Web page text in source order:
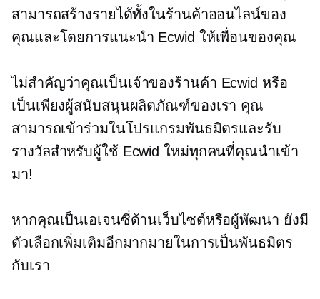
สามารถสร้างรายได้ทั้งในร้านค้าออนไลน์ของ
คุณและโดยการแนะนำ Ecwid ให้เพื่อนของคุณ
ไม่สำคัญว่าคุณเป็นเจ้าของร้านค้า Ecwid หรือ
เป็นเพียงผู้สนับสนุนผลิตภัณฑ์ของเรา คุณ
สามารถเข้าร่วมในโปรแกรมพันธมิตรและรับ
รางวัลสำหรับผู้ใช้ Ecwid ใหม่ทุกคนที่คุณนำเข้า
มา!
หากคุณเป็นเอเจนซี่ด้านเว็บไซต์หรือผู้พัฒนา ยังมี
ตัวเลือกเพิ่มเติมอีกมากมายในการเป็นพันธมิตร
กับเรา